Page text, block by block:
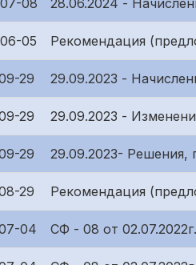
08 28.06.2024 -
05 Рекомендация
29 29.09.2023 -
29 29.09.2023 -
29 29.09.2023- Решения,
29 Рекомендация
04 СФ - 08 от